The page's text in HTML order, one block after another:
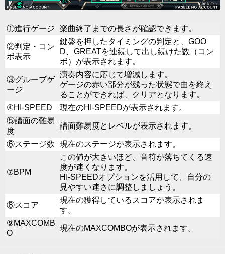
①進行ゲージ 楽曲終了までの長さが確認できます。
②判定・コン
ボ表示
鍵盤を押したタイミングの判定と、GOO
D、GREATを連続して出し続けた数（コン
ボ）が表示されます。
③グルーブゲ
ージ
演奏内容に応じて増減します。
ゲージの赤い部分が残った状態で曲を終え
ることができれば、クリアとなります。
④HI-SPEED
現在のHI-SPEEDが表示されます。
⑤譜面の難易
度
譜面難易度とレベルが表示されます。
⑥ステージ数 現在のステージが表示されます。
⑦BPM
この値が大きいほど、音符が落ちてくる速
度が速くなります。
HI-SPEEDオプションを活用して、自分の
見やすい速さに調整しましょう。
⑧スコア
現在の獲得しているスコアが表示されま
す。
⑨MAXCOMB
O
現在のMAXCOMBOが表示されます。